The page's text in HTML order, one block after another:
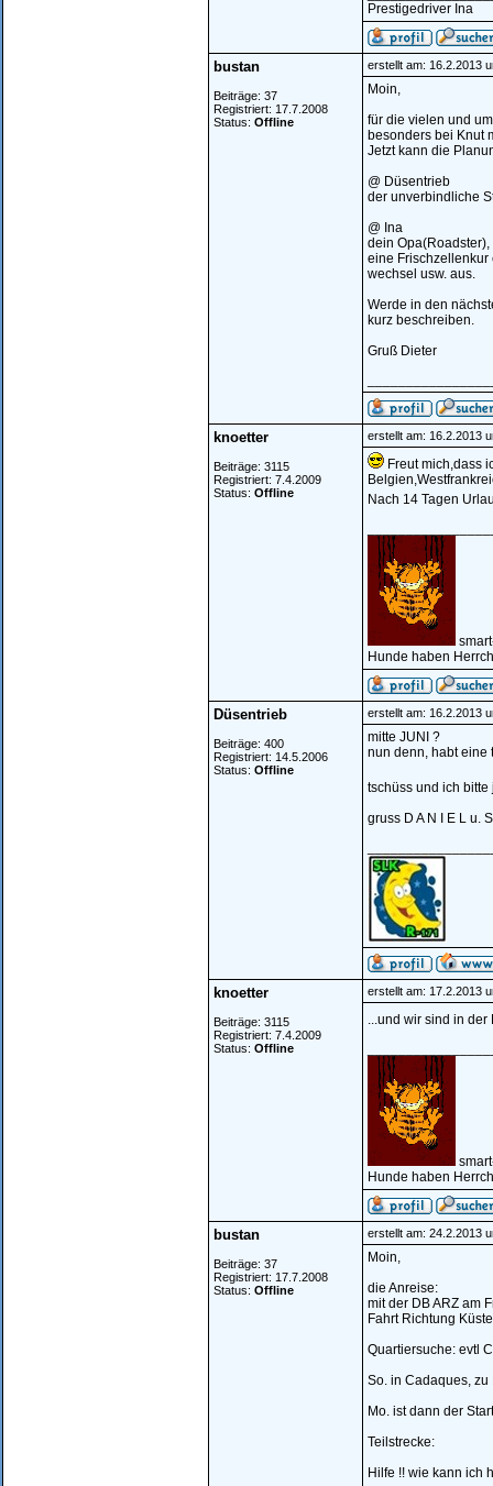
Prestigedriver Ina
bustan
Beiträge: 37
Registriert: 17.7.2008
Status: Offline
erstellt am: 16.2.2013
Moin,
für die vielen und
besonders bei Knut
Jetzt kann die
@ Düsentrieb
der unverbindliche
@ Ina
dein
eine Frischzellenkur
wechsel usw. aus.
Werde in den
kurz beschreiben.
Gruß Dieter
knoetter
Beiträge: 3115
Registriert: 7.4.2009
Status: Offline
erstellt am: 16.2.2013
Freut mich,dass
Nach 14 Tagen
Hunde haben
Düsentrieb
Beiträge: 400
Registriert: 14.5.2006
Status: Offline
erstellt am: 16.2.2013
mitte JUNI ?
nun denn, habt eine
tschüss und ich
gruss D A N I E L u.
knoetter
Beiträge: 3115
Registriert: 7.4.2009
Status: Offline
erstellt am: 17.2.2013
...und wir sind in
Hunde haben
bustan
Beiträge: 37
Registriert: 17.7.2008
Status: Offline
erstellt am: 24.2.2013
Moin,
die Anreise:
mit der DB ARZ am
Fahrt Richtung
Quartiersuche: evtl
So. in Cadaques,
Mo. ist dann der
Teilstrecke:
Hilfe !! wie kann ich